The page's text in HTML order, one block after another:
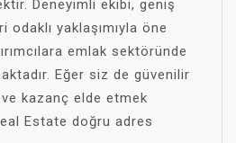
Deneyimli ekibi, geniş
yaklaşımıyla öne
emlak sektöründe
Eğer siz de güvenilir
ve kazanç elde etmek
Estate doğru adres